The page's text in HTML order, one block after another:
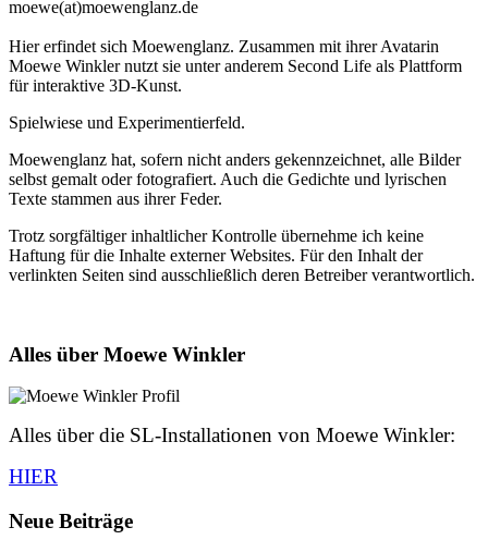
moewe(at)moewenglanz.de
Hier erfindet sich Moewenglanz. Zusammen mit ihrer Avatarin
Moewe Winkler nutzt sie unter anderem Second Life als Plattform
für interaktive 3D-Kunst.
Spielwiese und Experimentierfeld.
Moewenglanz hat, sofern nicht anders gekennzeichnet, alle Bilder
selbst gemalt oder fotografiert. Auch die Gedichte und lyrischen
Texte stammen aus ihrer Feder.
Trotz sorgfältiger inhaltlicher Kontrolle übernehme ich keine
Haftung für die Inhalte externer Websites. Für den Inhalt der
verlinkten Seiten sind ausschließlich deren Betreiber verantwortlich.
Alles über Moewe Winkler
Alles über die SL-Installationen von Moewe Winkler:
HIER
Neue Beiträge